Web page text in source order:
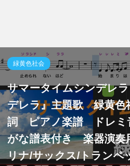
緑黄色社会
サマータイムシンデレ
デレラ』主題歌 緑黄
詞 ピアノ楽譜 ドレミ
がな譜表付き 楽器演
リナ/サックス/トランペ